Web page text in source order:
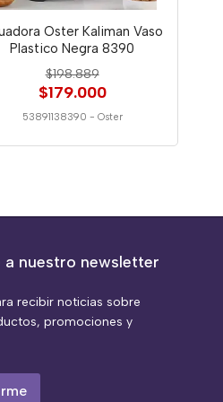
Oster Kaliman Vaso
Plastico Negra 8390
$198.889
$179.000
53891138390 - Oster
a nuestro newsletter
recibir noticias sobre
promociones y